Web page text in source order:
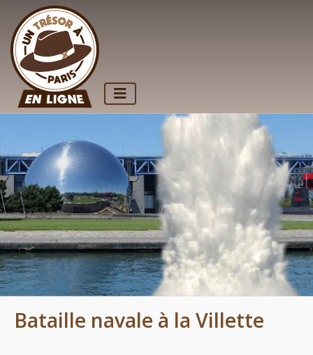
Bataille navale à la Villette